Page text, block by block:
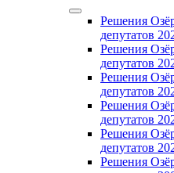
Решения
депутатов
Решения
депутатов
Решения
депутатов
Решения
депутатов
Решения
депутатов
Решения